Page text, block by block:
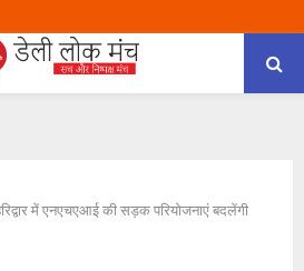
में एनएचएआई की सड़क परियोजनाएं बदलेंगी